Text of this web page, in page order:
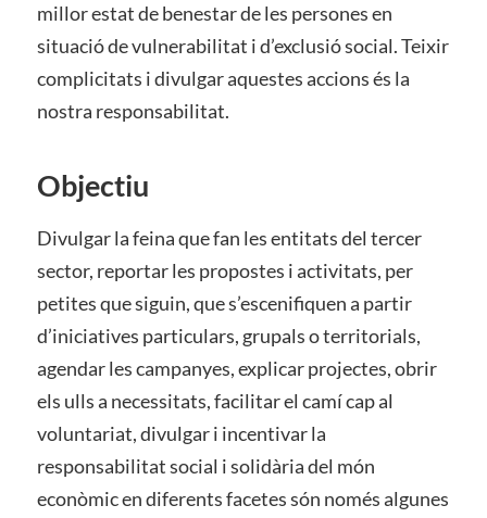
millor estat de benestar de les persones en
situació de vulnerabilitat i d’exclusió social. Teixir
complicitats i divulgar aquestes accions és la
nostra responsabilitat.
Objectiu
Divulgar la feina que fan les entitats del tercer
sector, reportar les propostes i activitats, per
petites que siguin, que s’escenifiquen a partir
d’iniciatives particulars, grupals o territorials,
agendar les campanyes, explicar projectes, obrir
els ulls a necessitats, facilitar el camí cap al
voluntariat, divulgar i incentivar la
responsabilitat social i solidària del món
econòmic en diferents facetes són només algunes